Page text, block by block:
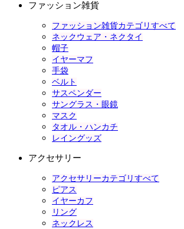
ファッション雑貨
ファッション雑貨カテゴリすべて
ネックウェア・ネクタイ
帽子
イヤーマフ
手袋
ベルト
サスペンダー
サングラス・眼鏡
マスク
タオル・ハンカチ
レイングッズ
アクセサリー
アクセサリーカテゴリすべて
ピアス
イヤーカフ
リング
ネックレス